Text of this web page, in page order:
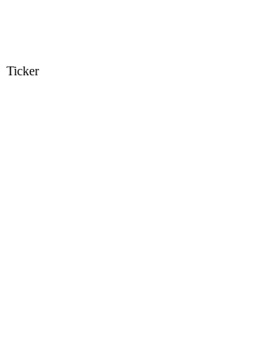
Ticker